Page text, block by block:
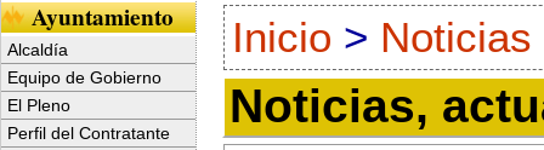
Ayuntamiento
Alcaldía
Equipo de Gobierno
El Pleno
Perfil del Contratante
Inicio > Noticias
Noticias,